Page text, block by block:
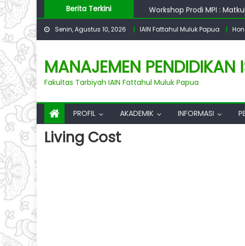
to
content
Berita Terkini
Workshop Prodi MPI :
Penandatanganan PKS :
AL Prodi MPI: Asesmen,
Senin, Agustus 10, 2026 IAIN Fattahul Muluk Papua
MANAJEMEN PENDIDIKAN
Fakultas Tarbiyah IAIN Fattahul Muluk Papua
PROFIL AKADEMIK INFORMASI
Living Cost